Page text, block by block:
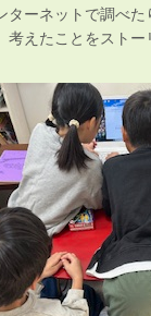
ーネットで調べ
えたことをストー